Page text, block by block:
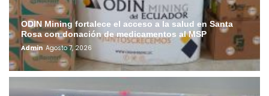
ODIN Mining fortalece el acceso a la salud en Santa
Rosa con donación de medicamentos al MSP
Admin Agosto 7, 2026